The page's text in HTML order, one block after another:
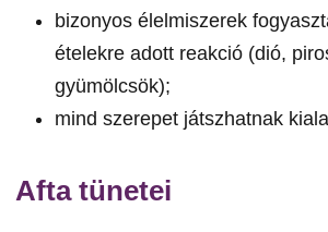
bizonyos élelmiszerek
ételekre adott reakció (dió,
gyümölcsök);
mind szerepet játszhatnak
Afta tünetei